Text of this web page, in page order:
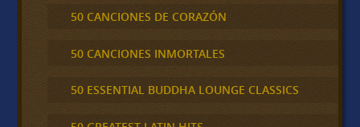
50 CANCIONES DE CORAZÓN
50 CANCIONES INMORTALES
50 ESSENTIAL BUDDHA LOUNGE CLASSICS